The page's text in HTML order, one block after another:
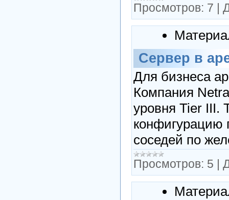
Просмотров: 7 |
Cервер в
Для бизнеса
Компания
уровня Tier III.
конфигурацию
соседей по
Просмотров: 5 |